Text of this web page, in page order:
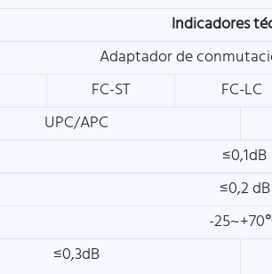
Indicadores
Adaptador de
FC-ST FC-LC
UPC/APC
≤0,1dB
≤0,2 dB
-
≤0,3dB